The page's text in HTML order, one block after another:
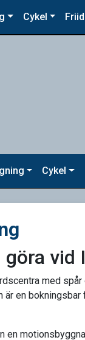
Cykel
Cykel
vid
med
är en
en